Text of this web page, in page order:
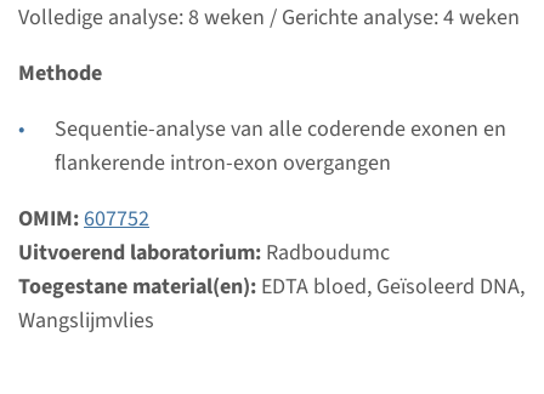
Volledige analyse: 8 weken / Gerichte analyse: 4 weken
Methode
Sequentie-analyse van alle coderende exonen en
flankerende intron-exon overgangen
OMIM:607752
Uitvoerend laboratorium: Radboudumc
Toegestane material(en): EDTA bloed, Geïsoleerd DNA,
Wangslijmvlies